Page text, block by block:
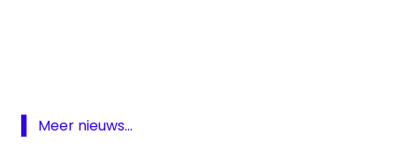
Meer nieuws...